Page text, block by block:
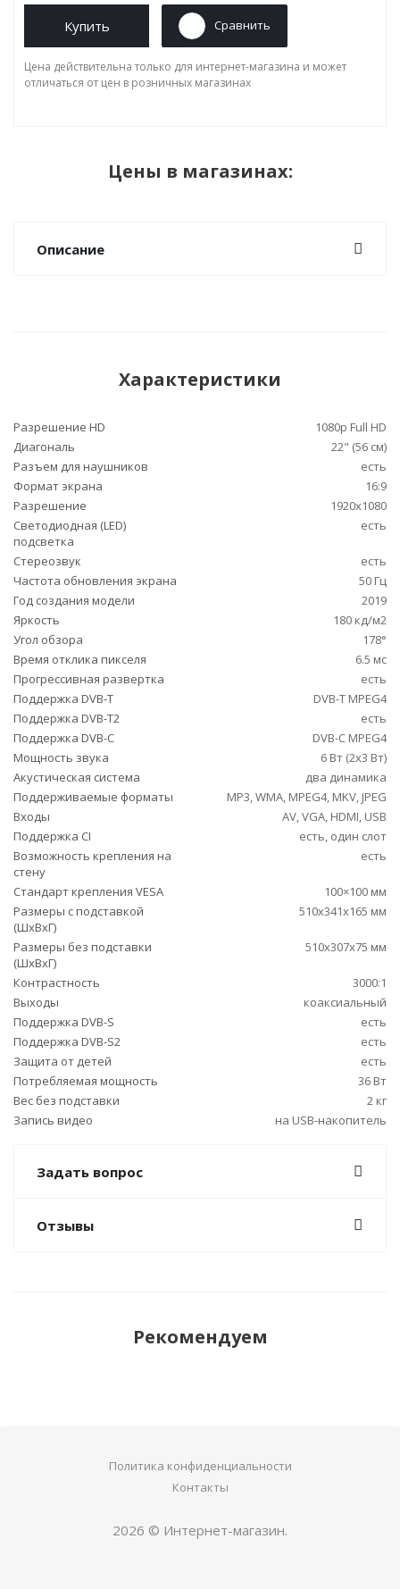
Купить Сравнить
Цена действительна только для интернет-магазина и может
отличаться от цен в розничных магазинах
Цены в магазинах:
Описание
Характеристики
Разрешение HD
1080p Full HD
Диагональ
22" (56 см)
Разъем для наушников
есть
Формат экрана
16:9
Разрешение
1920x1080
Светодиодная (LED)
подсветка
есть
Стереозвук
есть
Частота обновления экрана
50 Гц
Год создания модели
2019
Яркость
180 кд/м2
Угол обзора
178°
Время отклика пикселя
6.5 мс
Прогрессивная развертка
есть
Поддержка DVB-T
DVB-T MPEG4
Поддержка DVB-T2
есть
Поддержка DVB-C
DVB-C MPEG4
Мощность звука
6 Вт (2х3 Вт)
Акустическая система
два динамика
Поддерживаемые форматы
MP3, WMA, MPEG4, MKV, JPEG
Входы
AV, VGA, HDMI, USB
Поддержка CI
есть, один слот
Возможность крепления на
стену
есть
Стандарт крепления VESA
100×100 мм
Размеры с подставкой
(ШxВxГ)
510x341x165 мм
Размеры без подставки
(ШxВxГ)
510x307x75 мм
Контрастность
3000:1
Выходы
коаксиальный
Поддержка DVB-S
есть
Поддержка DVB-S2
есть
Защита от детей
есть
Потребляемая мощность
36 Вт
Вес без подставки
2 кг
Запись видео
на USB-накопитель
Задать вопрос
Отзывы
Рекомендуем
Политика конфиденциальности
Контакты
2026 © Интернет-магазин.